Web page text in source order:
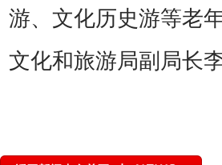
游、文化历史游等老
文化和旅游局副局长